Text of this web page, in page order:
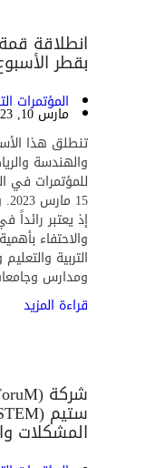
بقطر
المؤتمرات
مارس 10, 2023
تنطلق هذا
إذ يعتبر
والاحتفاء
التربية
ومدارس
قراءة المزيد
المشكلات